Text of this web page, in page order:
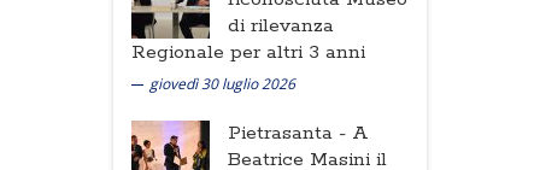
di rilevanza
Regionale per altri 3 anni
giovedì 30 luglio 2026
Pietrasanta - A
Beatrice Masini il